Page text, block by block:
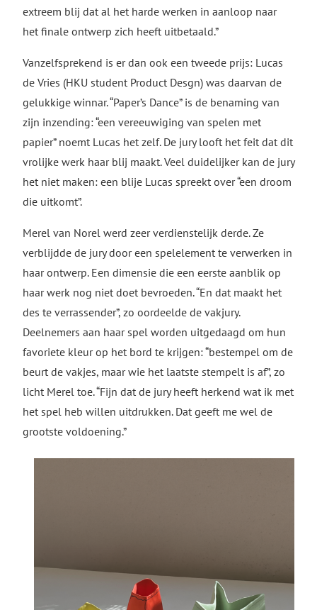
extreem blij dat al het harde werken in aanloop naar
het finale ontwerp zich heeft uitbetaald.”
Vanzelfsprekend is er dan ook een tweede prijs: Lucas
de Vries (HKU student Product Desgn) was daarvan de
gelukkige winnar. “Paper’s Dance” is de benaming van
zijn inzending: “een vereeuwiging van spelen met
papier” noemt Lucas het zelf. De jury looft het feit dat dit
vrolijke werk haar blij maakt. Veel duidelijker kan de jury
het niet maken: een blije Lucas spreekt over “een droom
die uitkomt”.
Merel van Norel werd zeer verdienstelijk derde. Ze
verblijdde de jury door een spelelement te verwerken in
haar ontwerp. Een dimensie die een eerste aanblik op
haar werk nog niet doet bevroeden. “En dat maakt het
des te verrassender”, zo oordeelde de vakjury.
Deelnemers aan haar spel worden uitgedaagd om hun
favoriete kleur op het bord te krijgen: “bestempel om de
beurt de vakjes, maar wie het laatste stempelt is af”, zo
licht Merel toe. “Fijn dat de jury heeft herkend wat ik met
het spel heb willen uitdrukken. Dat geeft me wel de
grootste voldoening.”